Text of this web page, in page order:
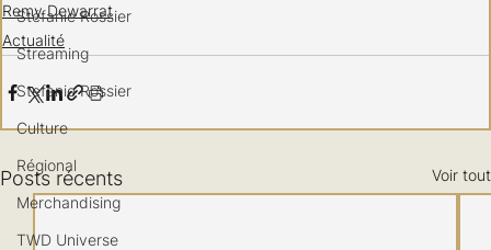
Stéfanie Rossier
Streaming
Stefanie Rossier
Culture
Régional
Merchandising
TWD Universe
Remy Dewarrat
Actualité
Posts récents Voir tout